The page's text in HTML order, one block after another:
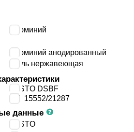
алюминий
алюминий анодированный
сталь нержавеющая
FESTO DSBF
ISO 15552/21287
данные
FESTO